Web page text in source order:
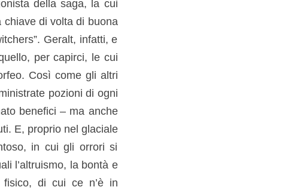
della saga, la cui
chiave di volta di buona
Geralt, infatti, e
per capirci, le cui
Così come gli altri
pozioni di ogni
benefici – ma anche
E, proprio nel glaciale
in cui gli orrori si
l’altruismo, la bontà e
fisico, di cui ce n’è in